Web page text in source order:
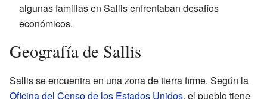
algunas familias en Sallis enfrentaban desafíos
económicos.
Geografía de Sallis
Sallis se encuentra en una zona de tierra firme. Según la
Oficina del Censo de los Estados Unidos, el pueblo tiene